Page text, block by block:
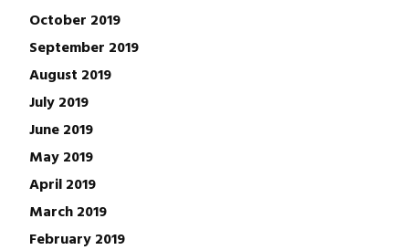
October 2019
September 2019
August 2019
July 2019
June 2019
May 2019
April 2019
March 2019
February 2019